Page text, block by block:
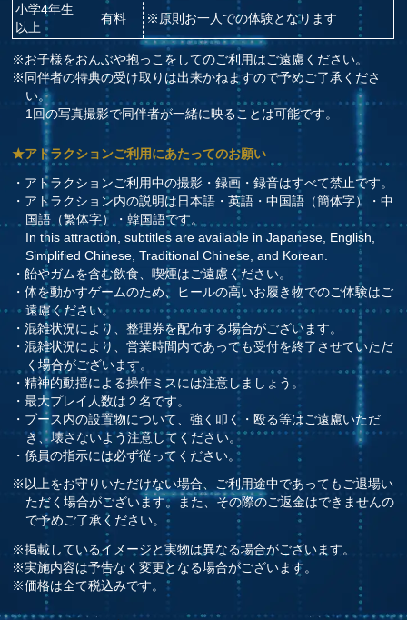
小学4年生
以上
有料 ※原則お一人での体験となります
※お子様をおんぶや抱っこをしてのご利用はご遠慮ください。
※同伴者の特典の受け取りは出来かねますので予めご了承くださ
い。
1回の写真撮影で同伴者が一緒に映ることは可能です。
★アトラクションご利用にあたってのお願い
・アトラクションご利用中の撮影・録画・録音はすべて禁止です。
・アトラクション内の説明は日本語・英語・中国語（簡体字）・中
国語（繁体字）・韓国語です。
In this attraction, subtitles are available in Japanese, English,
Simplified Chinese, Traditional Chinese, and Korean.
・飴やガムを含む飲食、喫煙はご遠慮ください。
・体を動かすゲームのため、ヒールの高いお履き物でのご体験はご
遠慮ください。
・混雑状況により、整理券を配布する場合がございます。
・混雑状況により、営業時間内であっても受付を終了させていただ
く場合がございます。
・精神的動揺による操作ミスには注意しましょう。
・最大プレイ人数は２名です。
・ブース内の設置物について、強く叩く・殴る等はご遠慮いただ
き、壊さないよう注意してください。
・係員の指示には必ず従ってください。
※以上をお守りいただけない場合、ご利用途中であってもご退場い
ただく場合がございます。また、その際のご返金はできませんの
で予めご了承ください。
※掲載しているイメージと実物は異なる場合がございます。
※実施内容は予告なく変更となる場合がございます。
※価格は全て税込みです。